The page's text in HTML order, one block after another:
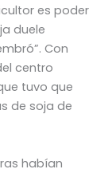
es poder
duele
Con
centro
tuvo que
de soja de
habían